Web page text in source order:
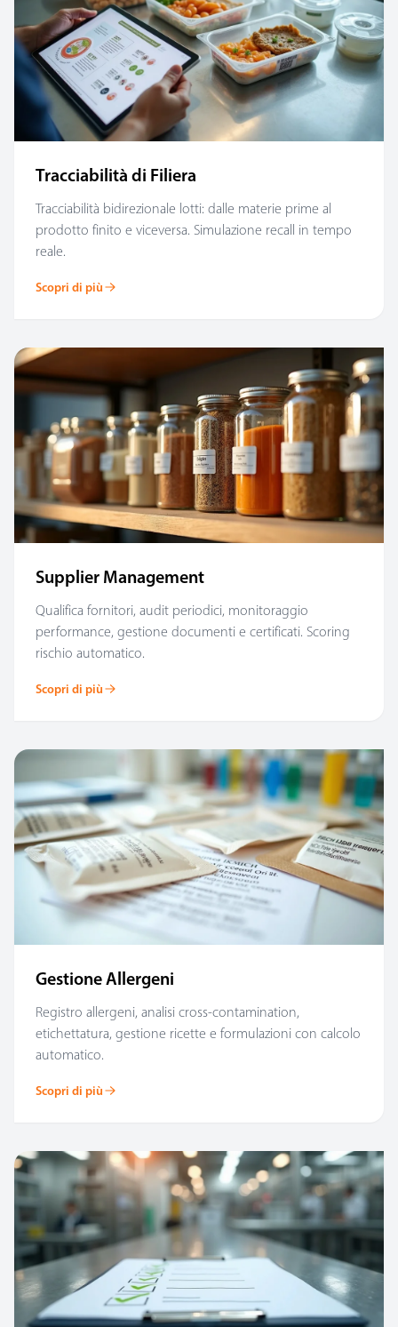
Tracciabilità di Filiera
Tracciabilità bidirezionale lotti: dalle materie prime al
prodotto finito e viceversa. Simulazione recall in tempo
reale.
Scopri di più
Supplier Management
Qualifica fornitori, audit periodici, monitoraggio
performance, gestione documenti e certificati. Scoring
rischio automatico.
Scopri di più
Gestione Allergeni
Registro allergeni, analisi cross-contamination,
etichettatura, gestione ricette e formulazioni con calcolo
automatico.
Scopri di più